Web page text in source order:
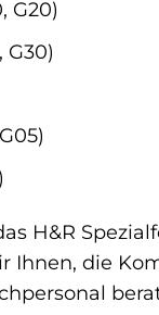
G20)
G30)
H&R
Ihnen, die